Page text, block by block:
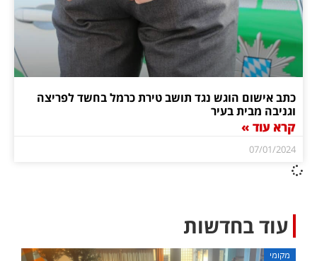
כתב אישום הוגש נגד תושב טירת כרמל בחשד לפריצה
וגניבה מבית בעיר
קרא עוד »
07/01/2024
עוד בחדשות
מקומי